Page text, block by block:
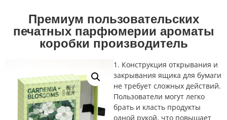
Премиум пользовательских
печатных парфюмерии ароматы
коробки производитель
1. Конструкция открывания и
закрывания ящика для бумаги
не требует сложных действий.
Пользователи могут легко
брать и класть продукты
одной рукой, что повышает